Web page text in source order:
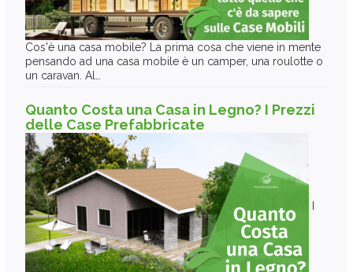
Cos'è una casa mobile? La prima cosa che viene in mente
pensando ad una casa mobile è un camper, una roulotte o
un caravan. Al…
Quanto Costa una Casa in Legno? I Prezzi
delle Case Prefabbricate